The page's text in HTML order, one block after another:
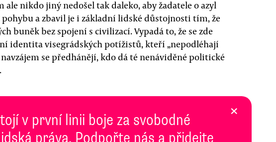
nikdo jiný nedošel tak daleko, aby žadatele o azyl
a zbavil je i základní lidské důstojnosti tím, že
buněk bez spojení s civilizací. Vypadá to, že se zde
identita visegrádských potížistů, kteří „nepodléhají
se předhánějí, kdo dá té nenáviděné politické
v první linii boje za svobodné
práva. Podpořte nás a přidejte
×